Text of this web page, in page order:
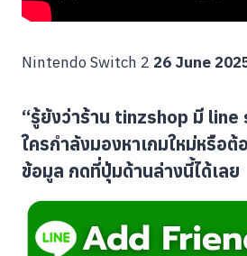
Nintendo Switch 2 26 June
“รู้ยังว่าร้าน tinzshop มี line
ใครกำลังมองหาเกมใหม่หรือ
ข้อมูล กดที่ปุ่มด้านล่างนี้ได้เลย